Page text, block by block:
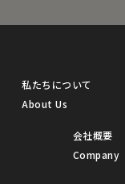
私たちについて
About Us
会社概要
Company